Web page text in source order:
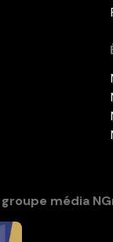
média